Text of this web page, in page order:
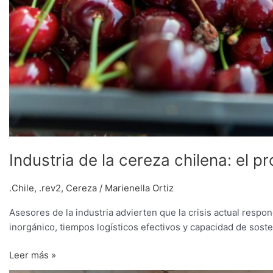
Industria de la cereza chilena: el
.Chile, .rev2, Cereza / Marienella Ortiz
Asesores de la industria advierten que la crisis actual
inorgánico, tiempos logísticos efectivos y capacidad de
Leer más »